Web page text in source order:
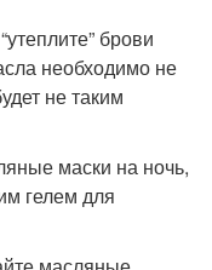
брови
необходимо не
не таким
маски на ночь,
гелем для